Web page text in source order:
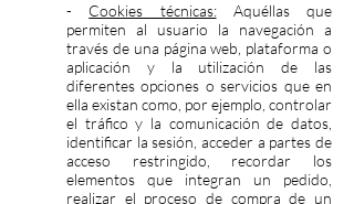
- Cookies técnicas:Aquéllas que
permiten al usuario la navegación a
través de una página web, plataforma o
aplicación y la utilización de las
diferentes opciones o servicios que en
ella existan como, por ejemplo, controlar
el tráfico y la comunicación de datos,
identificar la sesión, acceder a partes de
acceso restringido, recordar los
elementos que integran un pedido,
realizar el proceso de compra de un